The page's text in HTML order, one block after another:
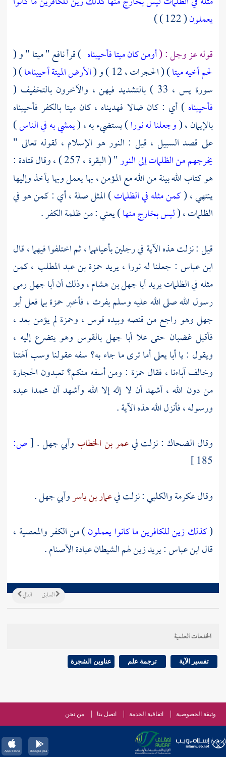
يعملون( 122 ) )
قوله عز وجل : (أومن كان ميتا فأحييناه ) قرأنافع" ميتا " و (
لحم أخيه ميتا) ( الحجرات ، 12 ) و ( الأرض الميتة أحييناها) (
سورة يس ، 33 ) بالتشديد فيهن ، والآخرون بالتخفيف (
فأحييناه) أي : كان ضالا فهديناه ، كان ميتا بالكفر فأحييناه
بالإيمان ، (وجعلنا له نورا) يستضيء به ، (يمشي به في الناس)
على قصد السبيل ، قيل : النور هو الإسلام ، لقوله تعالى "
يخرجهم من الظلمات إلى النور" ( البقرة ، 257 ) ، وقال قتادة :
هو كتاب الله بينة من الله مع المؤمن ، بها يعمل وبها يأخذ وإليها
ينتهي ، (كمن مثله في الظلمات) المثل صلة ، أي : كمن هو في
الظلمات ، (ليس بخارج منها) يعني : من ظلمة الكفر .
قيل : نزلت هذه الآية في رجلين بأعيانهما ، ثم اختلفوا فيهما ، قال
ابن عباس : جعلنا له نورا ، يريدحمزة بن عبد المطلب ، كمن
مثله في الظلمات يريدأبا جهل بن هشام، وذلك أنأبا جهلرمى
رسول الله صلى الله عليه وسلم بفرث ، فأخبر حمزة بما فعلأبو
جهلوهو راجع من قنصه وبيده قوس ، وحمزة لم يؤمن بعد ،
فأقبل غضبان حتى علا أبا جهلبالقوس وهو يتضرع إليه ،
ويقول : يا أبا يعلى أما ترى ما جاء به؟ سفه عقولنا وسب آلهتنا
وخالف آباءنا ، فقالحمزة : ومن أسفه منكم؟ تعبدون الحجارة
من دون الله ، أشهد أن لا إله إلا الله وأشهد أن محمدا عبده
ورسوله ، فأنزل الله هذه الآية .
وقال الضحاك : نزلت فيعمر بن الخطاب وأبي جهل.
[ص:
185 ]
وقالعكرمةوالكلبي: نزلت فيعمار بن ياسروأبي جهل.
(كذلك زين للكافرين ما كانوا يعملون) من الكفر والمعصية ،
قالابن عباس: يريد زين لهم الشيطان عبادة الأصنام .
التالي السابق
الخدمات العلمية
تفسير الآية ترجمة علم عناوين الشجرة
وثيقة الخصوصية اتفاقية الخدمة اتصل بنا من نحن